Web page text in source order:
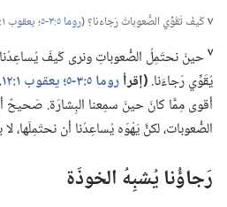
٧كَيفَ تُقَوِّي الصُّعوباتُ رَجاءَنا؟‏ (‏روما ٥:‏٣-‏٥؛‏ يعقوب ١:‏١٢
٧حينَ نحتَمِلُ الصُّعوباتِ ونرى كَيفَ يُساعِدُنا
يُقَوِّي رَجاءَنا.‏‏(‏إقرأروما ٥:‏٣-‏٥؛‏ يعقوب ١:‏١٢
أقوى مِمَّا كانَ حينَ سمِعنا البِشارَة.‏ صَحيحٌ
الصُّعوبات،‏ لكنَّ يَهْوَه يُساعِدُنا أن نحتَمِلَها،‏
رَجاؤُنا يُشبِهُ الخوذَة